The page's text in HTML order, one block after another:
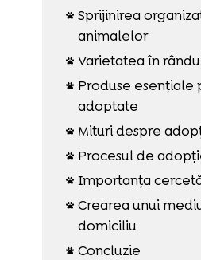
 Sprijinirea
animalelor
 Varietatea în

Produse esențiale
adoptate
 Mituri despre
 Procesul de
 Importanța
 Crearea unui
domiciliu
 Concluzie